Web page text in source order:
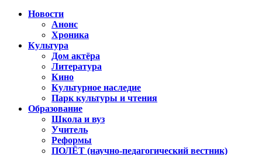
Новости
Анонс
Хроника
Культура
Дом актёра
Литература
Кино
Культурное наследие
Парк культуры и чтения
Образование
Школа и вуз
Учитель
Реформы
ПОЛЁТ (научно-педагогический вестник)